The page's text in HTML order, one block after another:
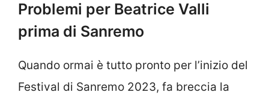
Problemi per Beatrice Valli
prima di Sanremo
Quando ormai è tutto pronto per l’inizio del
Festival di Sanremo 2023, fa breccia la